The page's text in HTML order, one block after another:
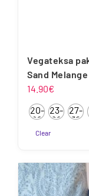
Vegateksa
Sand Melange
14.90€
20-
22
23-
26
27-
30
Clear
tootel
on
mitu